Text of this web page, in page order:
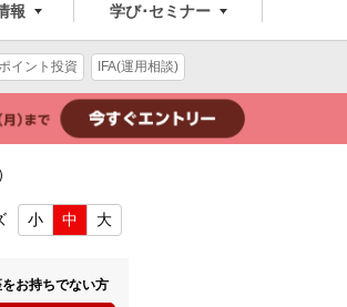
報 学び･セミナー
イント投資 IFA(運用相談)
小 中 大
お持ちでない方